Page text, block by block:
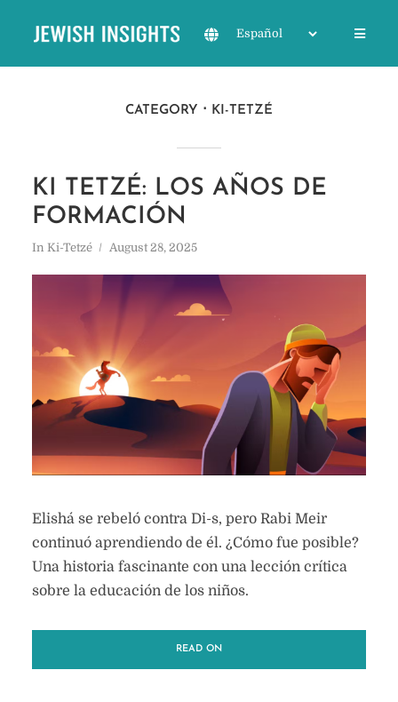
CATEGORY KI-TETZÉ
KI TETZÉ: LOS AÑOS DE
FORMACIÓN
In Ki-Tetzé August 28, 2025
Elishá se rebeló contra Di-s, pero Rabi Meir
continuó aprendiendo de él. ¿Cómo fue posible?
Una historia fascinante con una lección crítica
sobre la educación de los niños.
READ ON